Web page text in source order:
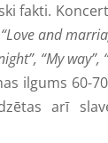
fakti.
“Love and
“My way”,
ilgums 60-
arī